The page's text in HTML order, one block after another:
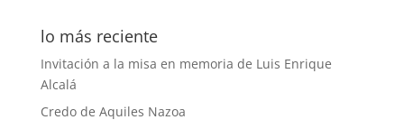
lo más reciente
Invitación a la misa en memoria de Luis Enrique
Alcalá
Credo de Aquiles Nazoa